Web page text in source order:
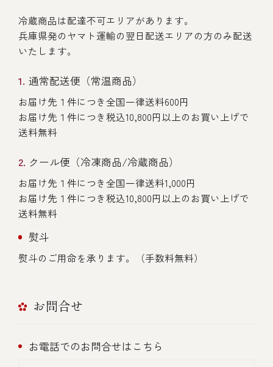
冷蔵商品は配達不可エリアがあります。
兵庫県発のヤマト運輸の翌日配送エリアの方のみ配送
いたします。
通常配送便（常温商品）
お届け先１件につき全国一律送料600円
お届け先１件につき税込10,800円以上のお買い上げで
送料無料
クール便（冷凍商品/冷蔵商品）
お届け先１件につき全国一律送料1,000円
お届け先１件につき税込10,800円以上のお買い上げで
送料無料
熨斗
熨斗のご用命を承ります。（手数料無料）
お問合せ
お電話でのお問合せはこちら